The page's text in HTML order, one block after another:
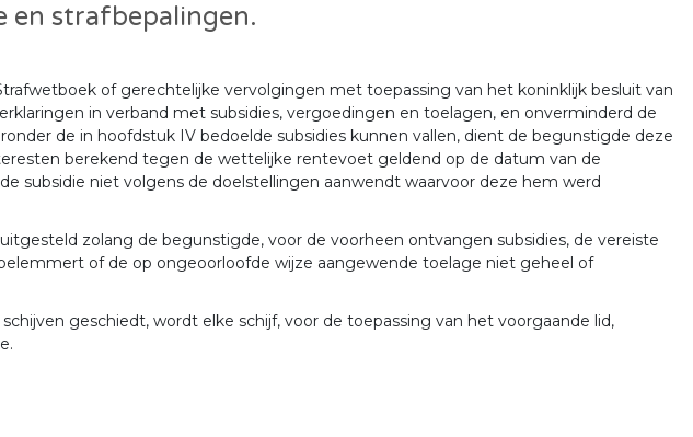
en strafbepalingen.
of gerechtelijke vervolgingen met toepassing van het koninklijk besluit van
in verband met subsidies, vergoedingen en toelagen, en onverminderd de
de in hoofdstuk IV bedoelde subsidies kunnen vallen, dient de begunstigde deze
berekend tegen de wettelijke rentevoet geldend op de datum van de
subsidie niet volgens de doelstellingen aanwendt waarvoor deze hem werd
zolang de begunstigde, voor de voorheen ontvangen subsidies, de vereiste
of de op ongeoorloofde wijze aangewende toelage niet geheel of
geschiedt, wordt elke schijf, voor de toepassing van het voorgaande lid,